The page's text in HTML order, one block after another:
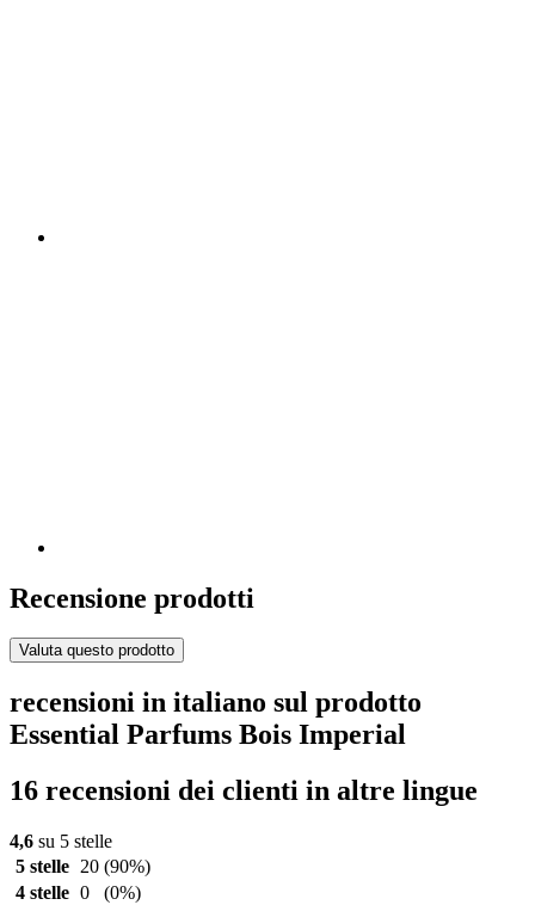
Recensione prodotti
Valuta questo prodotto
recensioni in italiano sul prodotto
Essential Parfums Bois Imperial
16 recensioni dei clienti in altre lingue
4,6 su 5 stelle
5 stelle
20 (90%)
4 stelle 0
(0%)